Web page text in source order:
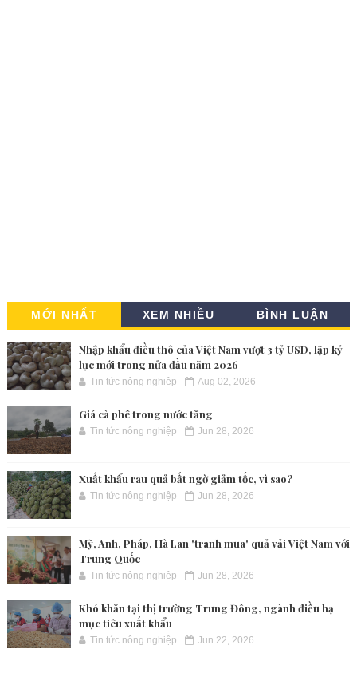
MỚI NHẤT XEM NHIỀU BÌNH LUẬN
Nhập khẩu điều thô của Việt Nam vượt 3 tỷ USD, lập kỷ
lục mới trong nửa đầu năm 2026
Tin tức nông nghiệp Aug 02, 2026
Giá cà phê trong nước tăng
Tin tức nông nghiệp Jun 28, 2026
Xuất khẩu rau quả bất ngờ giảm tốc, vì sao?
Tin tức nông nghiệp Jun 28, 2026
Mỹ, Anh, Pháp, Hà Lan 'tranh mua' quả vải Việt Nam với
Trung Quốc
Tin tức nông nghiệp Jun 28, 2026
Khó khăn tại thị trường Trung Đông, ngành điều hạ
mục tiêu xuất khẩu
Tin tức nông nghiệp Jun 22, 2026